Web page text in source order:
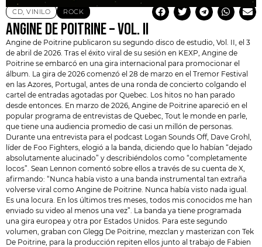
CD, VINILO ROCK
ANGINE DE POITRINE – VOL. II
Angine de Poitrine publicaron su segundo disco de estudio, Vol. II, el 3
de abril de 2026. Tras el éxito viral de su sesión en KEXP, Angine de
Poitrine se embarcó en una gira internacional para promocionar el
álbum. La gira de 2026 comenzó el 28 de marzo en el Tremor Festival
en las Azores, Portugal, antes de una ronda de concierto colgando el
cartel de entradas agotadas por Quebec. Los hitos no han parado
desde entonces. En marzo de 2026, Angine de Poitrine apareció en el
popular programa de entrevistas de Quebec, Tout le monde en parle,
que tiene una audiencia promedio de casi un millón de personas.
Durante una entrevista para el podcast Logan Sounds Off, Dave Grohl,
líder de Foo Fighters, elogió a la banda, diciendo que lo habían “dejado
absolutamente alucinado” y describiéndolos como “completamente
locos”. Sean Lennon comentó sobre ellos a través de su cuenta de X,
afirmando: “Nunca había visto a una banda instrumental tan extraña
volverse viral como Angine de Poitrine . Nunca había visto nada igual.
Es una locura. En los últimos tres meses, todos mis conocidos me han
enviado su video al menos una vez”. La banda ya tiene programada
una gira europea y otra por Estados Unidos. Para este segundo
volumen, graban con Glegg De Poitrine, mezclan y masterizan con Tek
De Poitrine, para la producción repiten ellos junto al trabajo de Fabien